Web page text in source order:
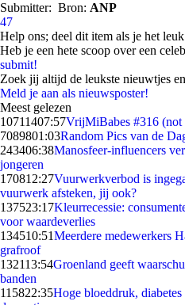
Submitter: Bron: ANP
47
Help ons; deel dit item als je het
Heb je een hete scoop over een
submit!
Zoek jij altijd de leukste nieuwtjes
Meld je aan als nieuwsposter!
Meest gelezen
10711407:57VrijMiBabes #316
7089801:03Random Pics van de
243406:38Manosfeer-influencers
jongeren
170812:27Vuurwerkverbod is
vuurwerk afsteken, jij ook?
137523:17Kleurrecessie:
voor waardeverlies
134510:51Meerdere medewerkers
grafroof
132113:54Groenland geeft
banden
115822:35Hoge bloeddruk,